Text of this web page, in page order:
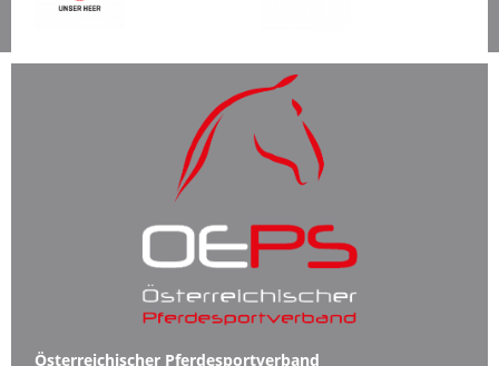
Österreichischer Pferdesportverband